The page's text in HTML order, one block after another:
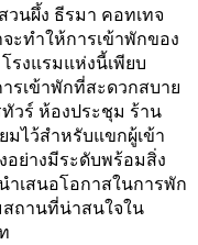
ผึ้ง ธีรมา คอทเทจ
ะทำให้การเข้าพักของ
รงแรมแห่งนี้เพียบ
เข้าพักที่สะดวกสบาย
วร์ ห้องประชุม ร้าน
ไว้สำหรับแขกผู้เข้า
ย่างมีระดับพร้อมสิ่ง
เสนอโอกาสในการพัก
ถานที่น่าสนใจใน